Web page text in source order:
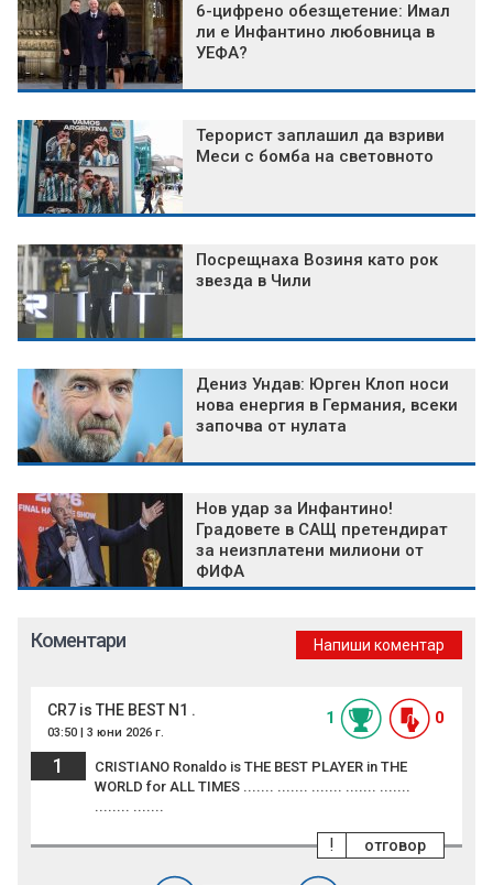
6-цифрено обезщетение: Имал
ли е Инфантино любовница в
УЕФА?
Терорист заплашил да взриви
Меси с бомба на световното
Посрещнаха Возиня като рок
звезда в Чили
Дениз Ундав: Юрген Клоп носи
нова енергия в Германия, всеки
започва от нулата
Нов удар за Инфантино!
Градовете в САЩ претендират
за неизплатени милиони от
ФИФА
Коментари Напиши коментар
CR7 is THE BEST N1 .
03:50 | 3 юни 2026 г.
1 0
1
CRISTIANO Ronaldo is THE BEST PLAYER in THE
WORLD for ALL TIMES ....... ....... ....... ....... .......
........ .......
отговор
!